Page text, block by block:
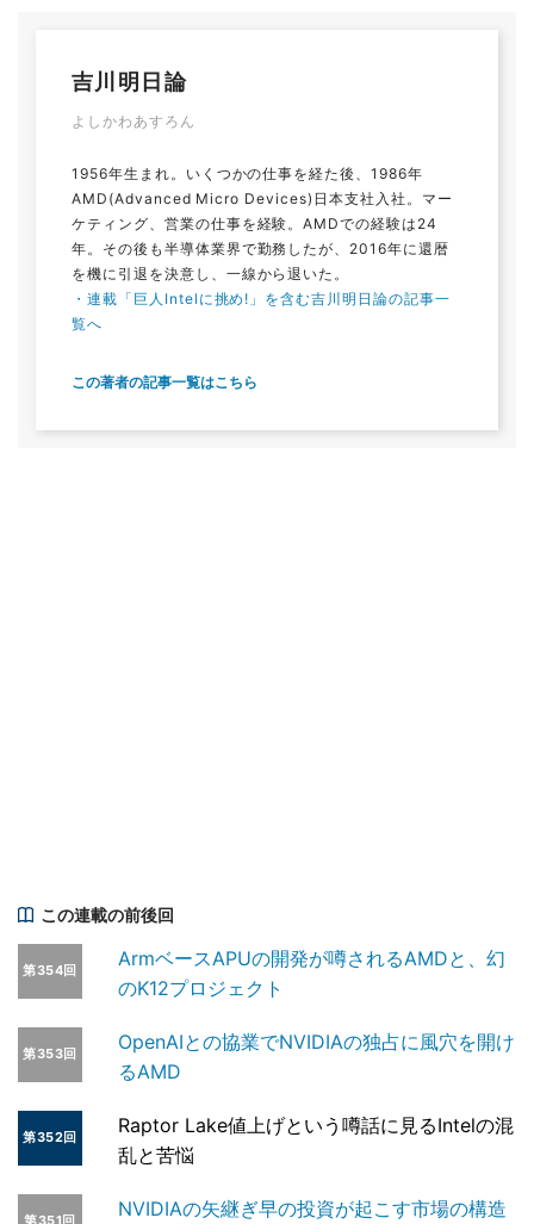
吉川明日論
よしかわあすろん
1956年生まれ。いくつかの仕事を経た後、1986年
AMD(Advanced Micro Devices)日本支社入社。マー
ケティング、営業の仕事を経験。AMDでの経験は24
年。その後も半導体業界で勤務したが、2016年に還暦
を機に引退を決意し、一線から退いた。
・連載「巨人Intelに挑め!」を含む吉川明日論の記事一
覧へ
この著者の記事一覧はこちら
この連載の前後回
第354回
ArmベースAPUの開発が噂されるAMDと、幻
のK12プロジェクト
第353回
OpenAIとの協業でNVIDIAの独占に風穴を開け
るAMD
第352回
Raptor Lake値上げという噂話に見るIntelの混
乱と苦悩
第351回
NVIDIAの矢継ぎ早の投資が起こす市場の構造